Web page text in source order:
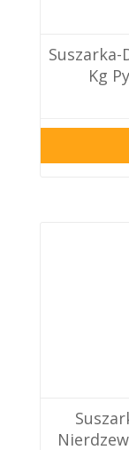
Suszarka-
Kg